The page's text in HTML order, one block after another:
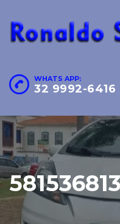
WHATS APP:
32 9992-6416